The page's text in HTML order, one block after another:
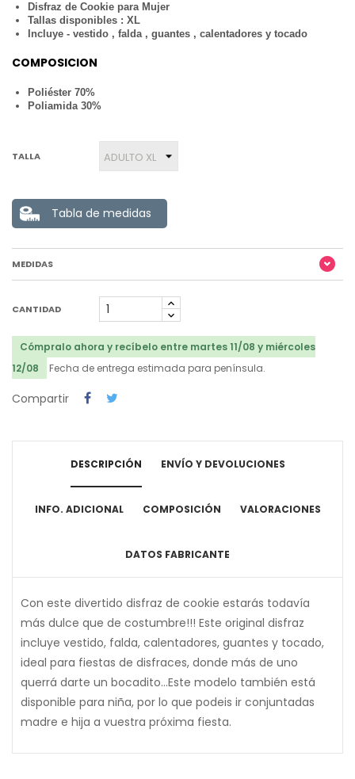
Disfraz de Cookie para Mujer
Tallas disponibles : XL
Incluye - vestido , falda , guantes , calentadores y tocado
COMPOSICION
Poliéster 70%
Poliamida 30%
TALLA
Tabla de medidas
MEDIDAS
CANTIDAD
Cómpralo ahora y recíbelo entre martes 11/08 y miércoles
12/08
Fecha de entrega estimada para península.
Compartir
DESCRIPCIÓN ENVÍO Y DEVOLUCIONES
INFO. ADICIONAL COMPOSICIÓN VALORACIONES
DATOS FABRICANTE
Con este divertido disfraz de cookie estarás todavía
más dulce que de costumbre!!! Este original disfraz
incluye vestido, falda, calentadores, guantes y tocado,
ideal para fiestas de disfraces, donde más de uno
querrá darte un bocadito...Este modelo también está
disponible para niña, por lo que podeis ir conjuntadas
madre e hija a vuestra próxima fiesta.